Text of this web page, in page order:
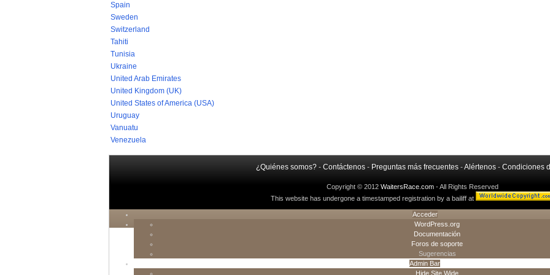
Spain
Sweden
Switzerland
Tahiti
Tunisia
Ukraine
United Arab Emirates
United Kingdom (UK)
United States of America (USA)
Uruguay
Vanuatu
Venezuela
¿Quiénes somos? - Contáctenos - Preguntas más frecuentes -Alértenos - Condiciones
Copyright © 2012 WaitersRace.com - All Rights Reserved
This website has undergone a timestamped registration by a bailiff at
Acceder
WordPress.org
Documentación
Foros de soporte
Sugerencias
Admin Bar
Hide Site Wide